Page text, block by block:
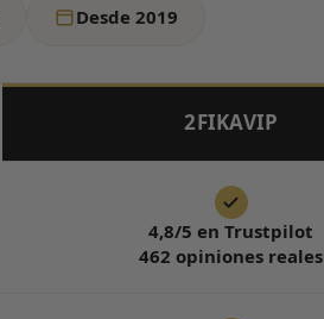
Desde 2019
2FIKAVIP
4,8/5 en Trustpilot
462 opiniones reales